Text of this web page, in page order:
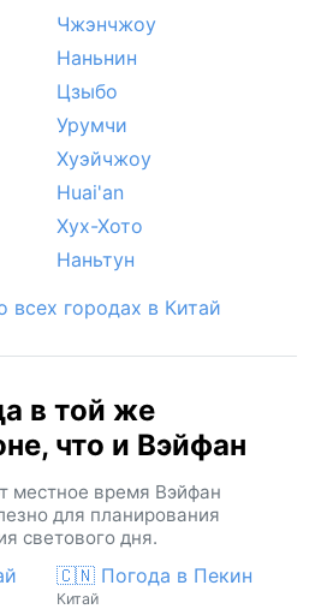
а снежный покров
именно апрельский
змеев совпадает с самым
город предстаёт во всей
Чжэнчжоу
Наньнин
Цзыбо
Урумчи
Хуэйчжоу
Huai'an
Хух-Хото
Наньтун
городах в Китай
в той же
что и Вэйфан
местное время Вэйфан
для планирования
светового дня.
🇨🇳 Погода в Пекин
Китай